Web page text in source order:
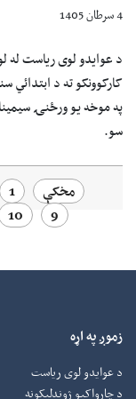
4 سرطان 1405
د عوایدو لوی ریاست له
په موخه یو ورځنۍ
سو.
مخکې 1
9
10
زموږ په اړه
د عوایدو لوی ریاست
د چارواکيو ژوندلیکونه